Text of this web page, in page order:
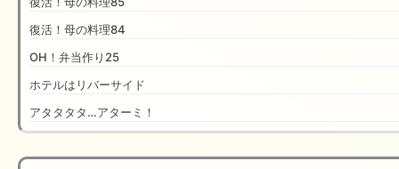
復活！母の料理84
OH！弁当作り25
ホテルはリバーサイド
アタタタタ…アターミ！